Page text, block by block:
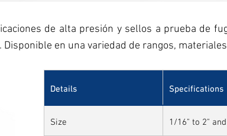
de alta presión y sellos a prueba de
en una variedad de rangos,
Details Specifications
Size 1/16" to 2"